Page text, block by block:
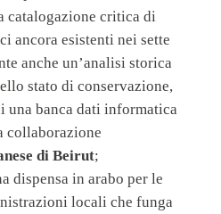
catalogazione critica di
ancora esistenti nei sette
anche un’analisi storica
stato di conservazione,
una banca dati informatica
collaborazione
di Beirut;
dispensa in arabo per le
locali che funga